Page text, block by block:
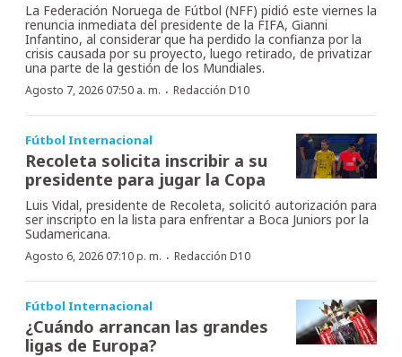
La Federación Noruega de Fútbol (NFF) pidió este viernes la
renuncia inmediata del presidente de la FIFA, Gianni
Infantino, al considerar que ha perdido la confianza por la
crisis causada por su proyecto, luego retirado, de privatizar
una parte de la gestión de los Mundiales.
Agosto 7, 2026 07:50 a. m. · Redacción D10
Fútbol Internacional
Recoleta solicita inscribir a su
presidente para jugar la Copa
Luis Vidal, presidente de Recoleta, solicitó autorización para
ser inscripto en la lista para enfrentar a Boca Juniors por la
Sudamericana.
Agosto 6, 2026 07:10 p. m. · Redacción D10
Fútbol Internacional
¿Cuándo arrancan las grandes
ligas de Europa?